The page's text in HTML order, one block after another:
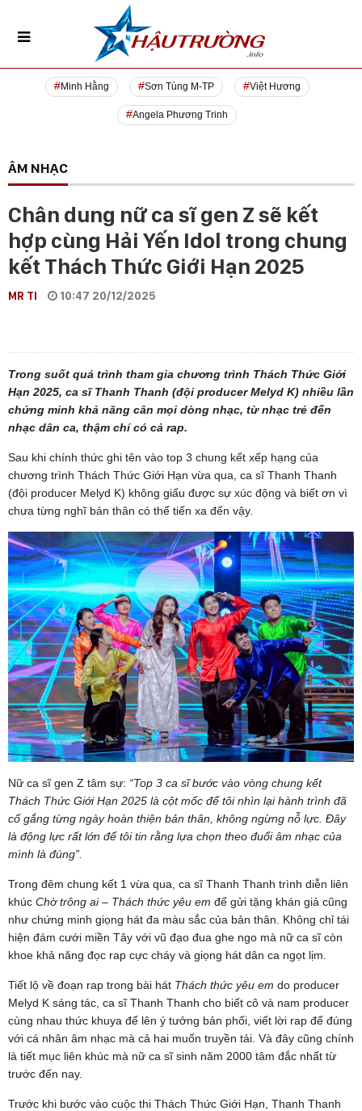
Minh Hằng Sơn Tùng M-TP Việt Hương
Angela Phương Trinh
ÂM NHẠC
Chân dung nữ ca sĩ gen Z sẽ kết
hợp cùng Hải Yến Idol trong chung
kết Thách Thức Giới Hạn 2025
MR TI 10:47 20/12/2025
Trong suốt quá trình tham gia chương trình Thách Thức Giới
Hạn 2025, ca sĩ Thanh Thanh (đội producer Melyd K) nhiều lần
chứng minh khả năng cân mọi dòng nhạc, từ nhạc trẻ đến
nhạc dân ca, thậm chí có cả rap.
Sau khi chính thức ghi tên vào top 3 chung kết xếp hạng của
chương trình Thách Thức Giới Hạn vừa qua, ca sĩ Thanh Thanh
(đội producer Melyd K) không giấu được sự xúc động và biết ơn vì
chưa từng nghĩ bản thân có thể tiến xa đến vậy.
Nữ ca sĩ gen Z tâm sự: “Top 3 ca sĩ bước vào vòng chung kết
Thách Thức Giới Hạn 2025 là cột mốc để tôi nhìn lại hành trình đã
cố gắng từng ngày hoàn thiện bản thân, không ngừng nỗ lực. Đây
là động lực rất lớn để tôi tin rằng lựa chọn theo đuổi âm nhạc của
mình là đúng”.
Trong đêm chung kết 1 vừa qua, ca sĩ Thanh Thanh trình diễn liên
khúc Chờ trông ai – Thách thức yêu em để gửi tặng khán giả cũng
như chứng minh giọng hát đa màu sắc của bản thân. Không chỉ tái
hiện đám cưới miền Tây với vũ đạo đua ghe ngo mà nữ ca sĩ còn
khoe khả năng đọc rap cực cháy và giọng hát dân ca ngọt lịm.
Tiết lộ về đoạn rap trong bài hát Thách thức yêu em do producer
Melyd K sáng tác, ca sĩ Thanh Thanh cho biết cô và nam producer
cùng nhau thức khuya để lên ý tưởng bản phối, viết lời rap để đúng
với cá nhân âm nhạc mà cả hai muốn truyền tải. Và đây cũng chính
là tiết mục liên khúc mà nữ ca sĩ sinh năm 2000 tâm đắc nhất từ
trước đến nay.
Trước khi bước vào cuộc thi Thách Thức Giới Hạn, Thanh Thanh